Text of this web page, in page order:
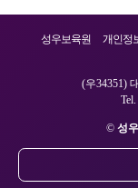
성우보육원 개인정
(우34351)
© 성